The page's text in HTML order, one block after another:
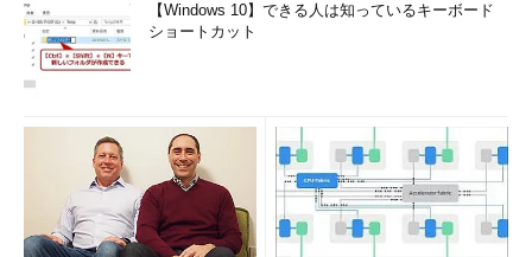
【Windows 10】できる人は知っているキーボード
ショートカット